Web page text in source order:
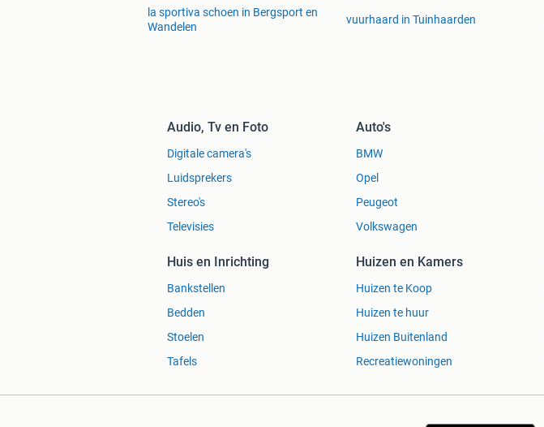
la sportiva schoen in Bergsport en
Wandelen
vuurhaard in Tuinhaarden
Audio, Tv en Foto
Digitale camera's
Luidsprekers
Stereo's
Televisies
Auto's
BMW
Opel
Peugeot
Volkswagen
Huis en Inrichting
Bankstellen
Bedden
Stoelen
Tafels
Huizen en Kamers
Huizen te Koop
Huizen te huur
Huizen Buitenland
Recreatiewoningen